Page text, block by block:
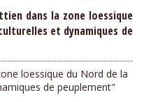
dans la zone loessique
et dynamiques de
loessique du Nord de la
de peuplement"